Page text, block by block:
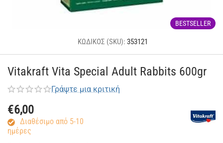
BESTSELLER
ΚΩΔΙΚΟΣ (SKU): 353121
Vitakraft Vita Special Adult Rabbits 600gr
Γράψτε μια κριτική
€6,00
Διαθέσιμο από 5-10
ημέρες